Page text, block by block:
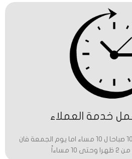
خدمة العملاء
تعمل خدمه العملاء من 10 صباحا ل 10 مساء اما يوم الجمعة فان
مساءاً